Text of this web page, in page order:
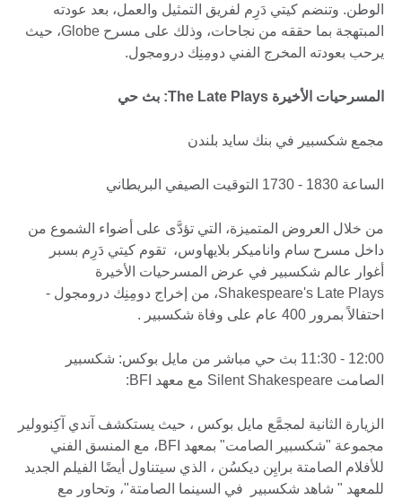
الوطن. وتنضم كيتي دَرِم لفريق التمثيل والعمل، بعد عودته
المبتهجة بما حققه من نجاحات، وذلك على مسرح Globe، حيث
يرحب بعودته المخرج الفني دومِنِك درومجول.
المسرحيات الأخيرة The Late Plays: بث حي
مجمع شكسبير في بنك سايد بلندن
الساعة 1830 - 1730 التوقيت الصيفي البريطاني
من خلال العروض المتميزة، التي تؤدَّى على أضواء الشموع من
داخل مسرح سام واناميكر بلايهاوس، تقوم كيتي دَرِم بسبر
أغوار عالم شكسبير في عرض المسرحيات الأخيرة
Shakespeare's Late Plays، من إخراج دومِنِك درومجول -
احتفالاً بمرور 400 عام على وفاة شكسبير .
12:00 - 11:30 بث حي مباشر من مايل بوكس: شكسبير
الصامت Silent Shakespeare مع معهد BFI:
الزيارة الثانية لمجمَّع مايل بوكس ، حيث يستكشف آندي آكِنوولير
مجموعة "شكسبير الصامت" بمعهد BFI، مع المنسق الفني
للأفلام الصامتة برايِن ديكسُن ، الذي سيتناول أيضًا الفيلم الجديد
للمعهد " شاهد شكسبير في السينما الصامتة"، وتحاور مع